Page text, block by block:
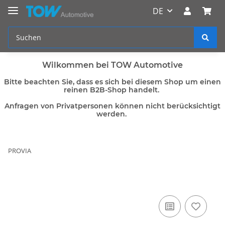
DE
Wilkommen bei TOW Automotive
Bitte beachten Sie, dass es sich bei diesem Shop um einen
reinen B2B-Shop handelt.
Anfragen von Privatpersonen können nicht berücksichtigt
werden.
PROVIA